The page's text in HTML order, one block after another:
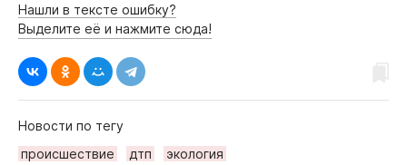
Нашли в тексте ошибку?
Выделите её и нажмите сюда!
Новости по тегу
происшествие
дтп экология